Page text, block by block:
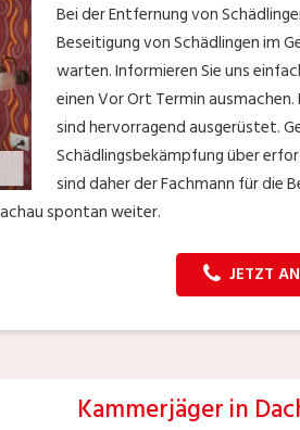
Bei der Entfernung von
Beseitigung von Schädlingen im
warten. Informieren Sie uns
einen Vor Ort Termin
sind hervorragend ausgerüstet.
Schädlingsbekämpfung über
sind daher der Fachmann für die
spontan weiter.
JETZT
Kammerjäger in